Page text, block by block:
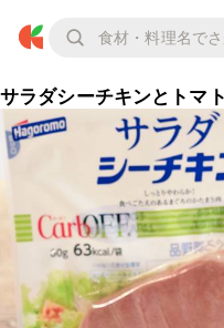
サラダシーチキンとトマ